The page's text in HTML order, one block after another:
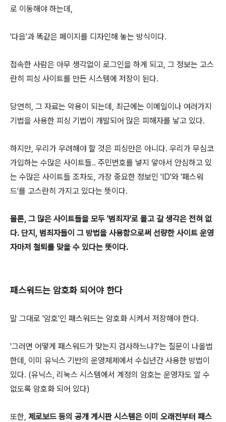
로 이동해야 하는데,
'다음'과 똑같은 페이지를 디자인해 놓는 방식이다.
접속한 사람은 아무 생각없이 로그인을 하게 되고, 그 정보는 고스
란히 피싱 사이트를 만든 시스템에 저장이 된다.
당연히, 그 자료는 악용이 되는데, 최근에는 이메일이나 여러가지
기법을 사용한 피싱 기법이 개발되어 많은 피해자를 낳고 있다.
하지만, 우리가 우려해야 할 것은 피싱만은 아니다. 우리가 무심코
가입하는 수많은 사이트들.. 주민번호를 넣지 앟아서 안심하고 있
는 수많은 사이트들 조차도, 가장 중요한 정보인 'ID'와 '패스워
드'를 고스란히 가지고 있다는 뜻이다.
물론, 그 많은 사이트들을 모두 '범죄자'로 몰고 갈 생각은 전혀 없
다. 단지, 범죄자들이 그 방법을 사용함으로써 선량한 사이트 운영
자마저 철퇴를 맞을 수 있다는 뜻이다.
패스워드는 암호화 되어야 한다
말 그대로 '암호'인 패스워드는 암호화 시켜서 저장해야 한다.
'그러면 어떻게 패스워드가 맞는지 검사하느냐?'는 질문이 나올법
한데, 이미 유닉스 기반의 운영체제에서 수십년간 사용한 방법이
있다. (유닉스, 리눅스 시스템에서 계정의 암호는 운영자도 알 수
없도록 암호화 되어 있다)
또한, 제로보드 등의 공개 게시판 시스템은 이미 오래전부터 패스